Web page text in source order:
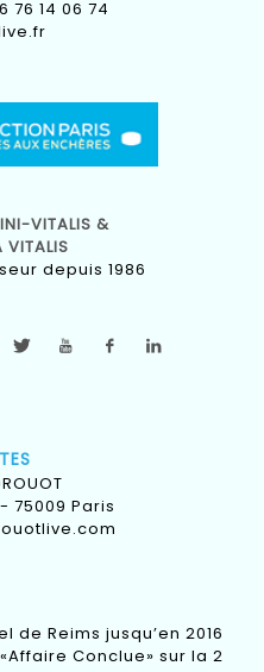
76 14 06 74
VITALIS &
VITALIS
depuis 1986
75009 Paris
de Reims jusqu’en 2016
Conclue» sur la 2